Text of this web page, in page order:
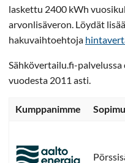
laskettu 2400 kWh
arvonlisäveron. Löydät
hakuvaihtoehtoja
Sähkövertailu.fi-
vuodesta 2011 asti.
Kumppanimme